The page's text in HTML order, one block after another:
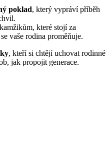
poklad, který vypráví příběh
které stojí za
vaše rodina proměňuje.
, kteří si chtějí uchovat rodinné
jak propojit generace.